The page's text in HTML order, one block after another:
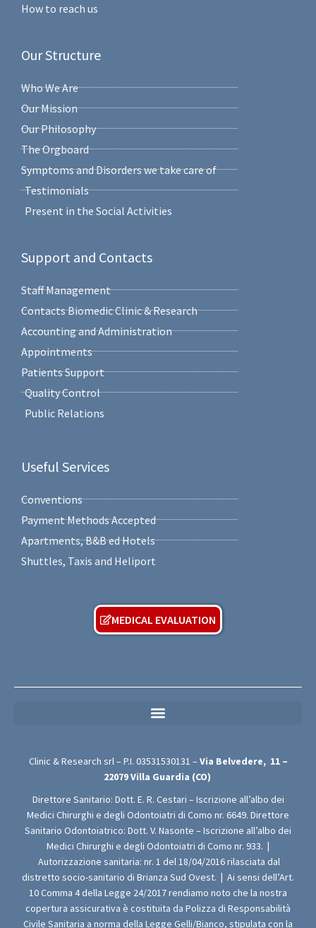
How to reach us
Our Structure
Who We Are
Our Mission
Our Philosophy
The Orgboard
Symptoms and Disorders we take care of
Testimonials
Present in the Social Activities
Support and Contacts
Staff Management
Contacts Biomedic Clinic & Research
Accounting and Administration
Appointments
Patients Support
Quality Control
Public Relations
Useful Services
Conventions
Payment Methods Accepted
Apartments, B&B ed Hotels
Shuttles, Taxis and Heliport
MEDICAL EVALUATION
Clinic & Research srl – P.I. 03531530131 – Via Belvedere, 11 –
22079Villa Guardia (CO)
Direttore Sanitario: Dott. E. R. Cestari – Iscrizione all’albo dei
Medici Chirurghi e degli Odontoiatri di Como nr. 6649. Direttore
Sanitario Odontoiatrico: Dott. V. Nasonte – Iscrizione all’albo dei
Medici Chirurghi e degli Odontoiatri di Como nr. 933. |
Autorizzazione sanitaria: nr. 1 del 18/04/2016 rilasciata dal
distretto socio-sanitario di Brianza Sud Ovest. | Ai sensi dell’Art.
10 Comma 4 della Legge 24/2017 rendiamo noto che la nostra
copertura assicurativa è costituita da Polizza di Responsabilità
Civile Sanitaria a norma della Legge Gelli/Bianco, stipulata con la